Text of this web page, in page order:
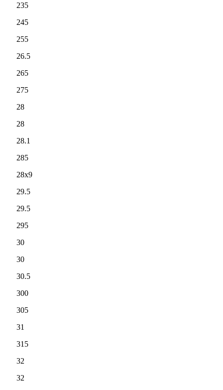
235
245
255
26.5
265
275
28
28
28.1
285
28x9
29.5
29.5
295
30
30
30.5
300
305
31
315
32
32